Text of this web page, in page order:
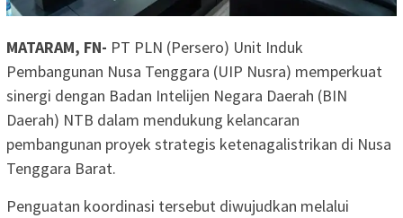
MATARAM, FN- PT PLN (Persero) Unit Induk
Pembangunan Nusa Tenggara (UIP Nusra) memperkuat
sinergi dengan Badan Intelijen Negara Daerah (BIN
Daerah) NTB dalam mendukung kelancaran
pembangunan proyek strategis ketenagalistrikan di Nusa
Tenggara Barat.
Penguatan koordinasi tersebut diwujudkan melalui